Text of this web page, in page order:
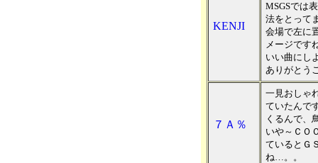
KENJI
MSGSでは
法をとって
会場で左に
メージです
いい曲にし
ありがとう
７Ａ％
一見おしゃ
ていたんで
くるんで、
いや～ＣＯ
ているとＧ
ね…。。